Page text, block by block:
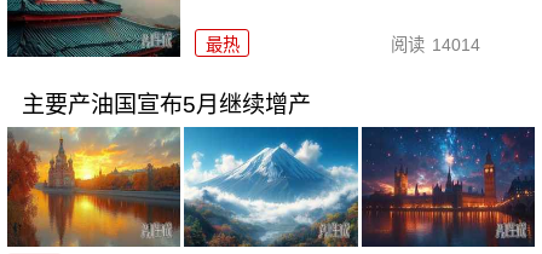
最热 阅读 14014
主要产油国宣布5月继续增产